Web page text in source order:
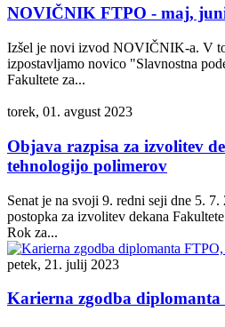
NOVIČNIK FTPO - maj,
Izšel je novi izvod NOVIČNIK-a. V
izpostavljamo novico "Slavnostna
Fakultete za...
torek, 01. avgust 2023
Objava razpisa za izvolitev
tehnologijo polimerov
Senat je na svoji 9. redni seji dne 5.
postopka za izvolitev dekana
Rok za...
petek, 21. julij 2023
Karierna zgodba